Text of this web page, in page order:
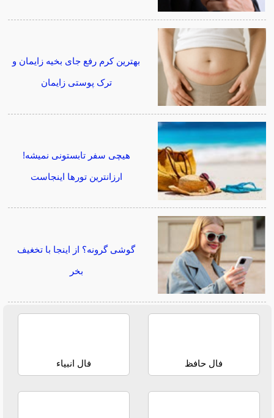
بهترین کرم رفع جای بخیه زایمان و
ترک پوستی زایمان
هیچی سفر تابستونی نمیشه!
ارزانترین تورها اینجاست
گوشی گرونه؟ از اینجا با تخغیف
بخر
فال حافظ فال انبیاء